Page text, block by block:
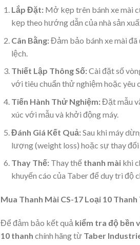
Lắp Đặt:Mở kẹp trên bánh xe mài
kẹp theo hướng dẫn của nhà sản
Cân Bằng:Đảm bảo bánh xe mài
lệch.
Thiết Lập Thông Số:Cài đặt số
với tiêu chuẩn thử nghiệm hoặc yêu
Tiến Hành Thử Nghiệm:Đặt mẫu
xúc với mẫu và khởi động máy.
Đánh Giá Kết Quả:Sau khi máy
lượng (weight loss) hoặc sự thay
Thay Thế:Thay thế thanh màikhi
khuyến cáo của Taber để duy trì độ
Mua Thanh Mài CS-17 Loại 10
Để đảm bảo kết quả kiểm tra độ bền
10 thanh chính hãng từ Taber